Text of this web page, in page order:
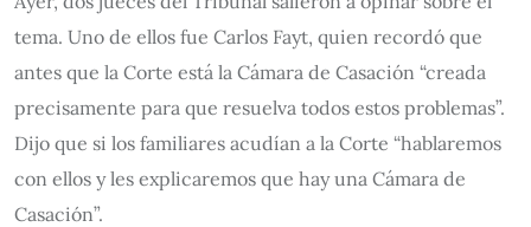
tema. Uno de ellos fue Carlos Fayt, quien recordó que
antes que la Corte está la Cámara de Casación “creada
precisamente para que resuelva todos estos problemas”.
Dijo que si los familiares acudían a la Corte “hablaremos
con ellos y les explicaremos que hay una Cámara de
Casación”.